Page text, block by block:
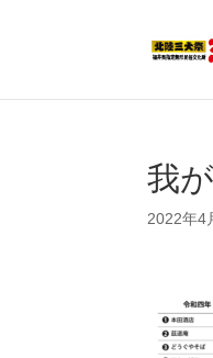
我
2022年4